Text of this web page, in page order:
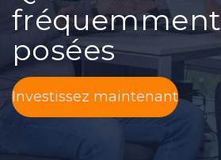
fréquemment
posées
Investissez maintenant